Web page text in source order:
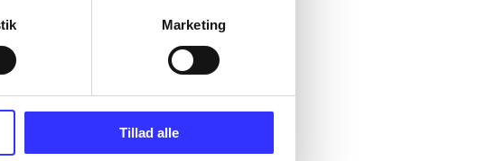
Marketing
Tillad alle